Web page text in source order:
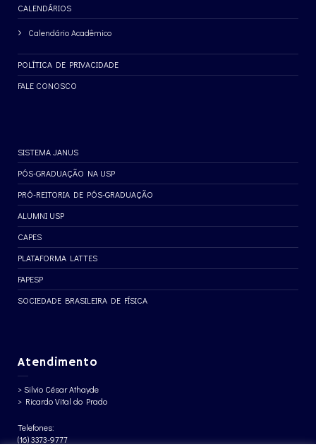
CALENDÁRIOS
Calendário Acadêmico
POLÍTICA DE PRIVACIDADE
FALE CONOSCO
SISTEMA JANUS
PÓS-GRADUAÇÃO NA USP
PRÓ-REITORIA DE PÓS-GRADUAÇÃO
ALUMNI USP
CAPES
PLATAFORMA LATTES
FAPESP
SOCIEDADE BRASILEIRA DE FÍSICA
Atendimento
> Silvio César Athayde
> Ricardo Vital do Prado
Telefones:
(16) 3373-9777